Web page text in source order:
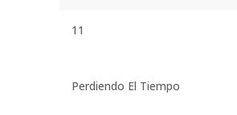
11
Perdiendo El Tiempo